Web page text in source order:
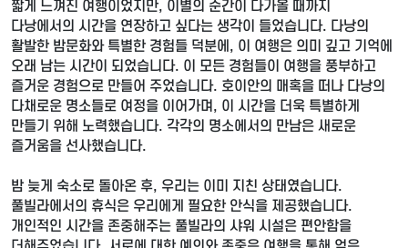
짧게 느껴진 여행이었지만, 이별의 순간이 다가올 때까지
다낭에서의 시간을 연장하고 싶다는 생각이 들었습니다. 다낭의
활발한 밤문화와 특별한 경험들 덕분에, 이 여행은 의미 깊고 기억에
오래 남는 시간이 되었습니다. 이 모든 경험들이 여행을 풍부하고
즐거운 경험으로 만들어 주었습니다. 호이안의 매혹을 떠나 다낭의
다채로운 명소들로 여정을 이어가며, 이 시간을 더욱 특별하게
만들기 위해 노력했습니다. 각각의 명소에서의 만남은 새로운
즐거움을 선사했습니다.
밤 늦게 숙소로 돌아온 후, 우리는 이미 지친 상태였습니다.
풀빌라에서의 휴식은 우리에게 필요한 안식을 제공했습니다.
개인적인 시간을 존중해주는 풀빌라의 샤워 시설은 편안함을